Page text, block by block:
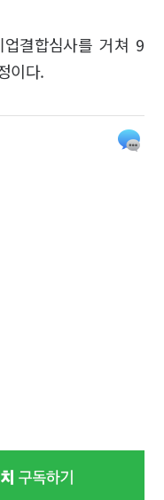
결합심사를 거쳐 9
이다.